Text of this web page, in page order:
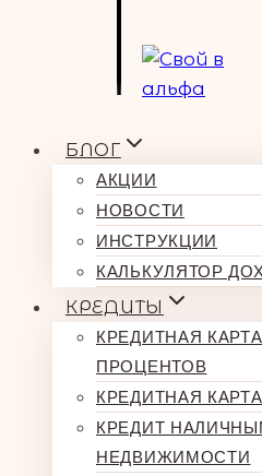
БЛОГ
АКЦИИ
НОВОСТИ
ИНСТРУКЦИИ
КАЛЬКУЛЯТОР
КРЕДИТЫ
КРЕДИТНАЯ
ПРОЦЕНТОВ
КРЕДИТНАЯ КАРТА
КРЕДИТ
НЕДВИЖИМОСТИ